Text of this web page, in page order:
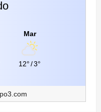
Mar
12°/3°